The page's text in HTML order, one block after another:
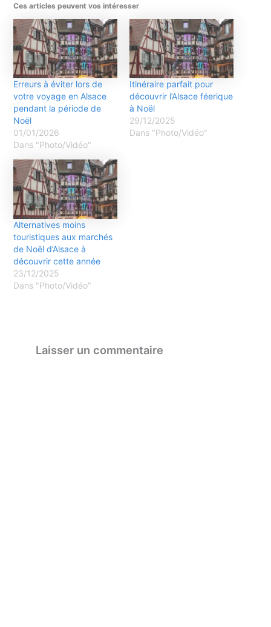
Ces articles peuvent vos intéresser
Erreurs à éviter lors de
votre voyage en Alsace
pendant la période de
Noël
01/01/2026
Dans "Photo/Vidéo"
Itinéraire parfait pour
découvrir l’Alsace féerique
à Noël
29/12/2025
Dans "Photo/Vidéo"
Alternatives moins
touristiques aux marchés
de Noël d’Alsace à
découvrir cette année
23/12/2025
Dans "Photo/Vidéo"
Laisser un commentaire